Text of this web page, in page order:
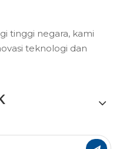
tinggi negara, kami
teknologi dan